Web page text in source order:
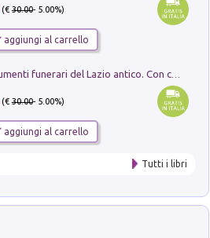
(€30.00- 5.00%)
aggiungi al carrello
I monumenti funerari del Lazio antico. Con cartella con tavole
(€30.00- 5.00%)
aggiungi al carrello
Tutti i libri